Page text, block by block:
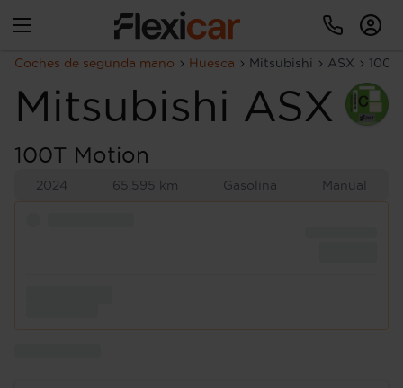
Coches de segunda mano Huesca Mitsubishi ASX
Mitsubishi ASX
100T Motion
2024 65.595 km Gasolina Manual